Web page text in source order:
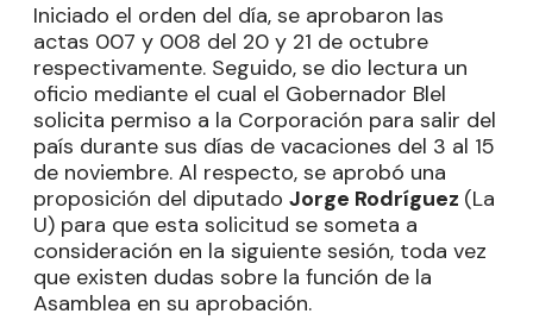
Iniciado el orden del día, se aprobaron las
actas 007 y 008 del 20 y 21 de octubre
respectivamente. Seguido, se dio lectura un
oficio mediante el cual el Gobernador Blel
solicita permiso a la Corporación para salir del
país durante sus días de vacaciones del 3 al 15
de noviembre. Al respecto, se aprobó una
proposición del diputado Jorge Rodríguez (La
U) para que esta solicitud se someta a
consideración en la siguiente sesión, toda vez
que existen dudas sobre la función de la
Asamblea en su aprobación.